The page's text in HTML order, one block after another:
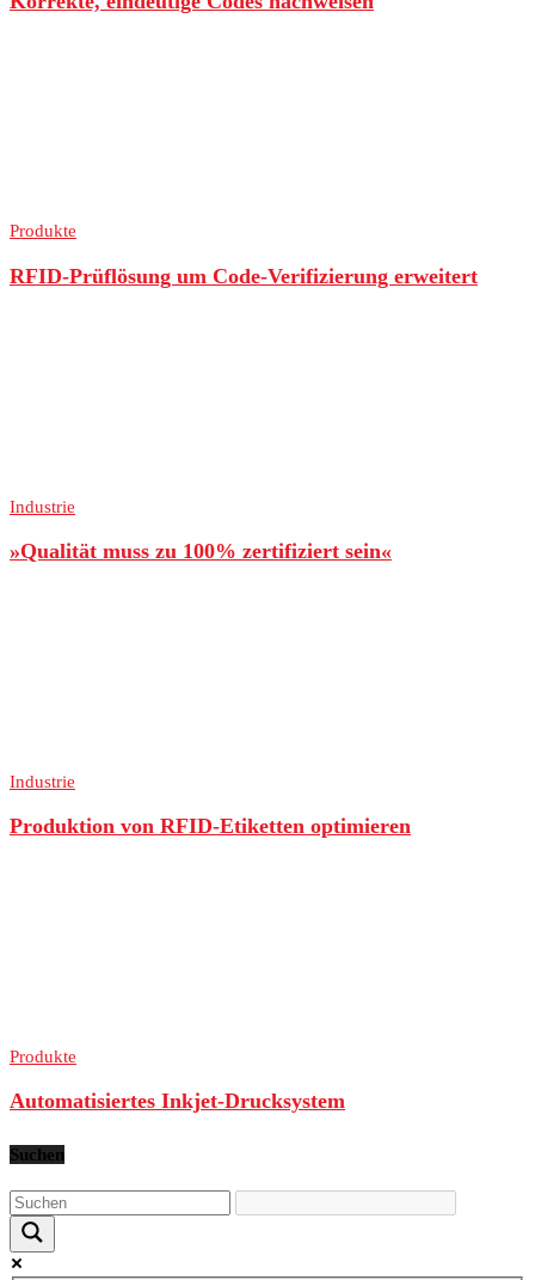
Produkte
RFID-Prüflösung um Code-Verifizierung erweitert
Industrie
»Qualität muss zu 100% zertifiziert sein«
Industrie
Produktion von RFID-Etiketten optimieren
Produkte
Automatisiertes Inkjet-Drucksystem
Suchen